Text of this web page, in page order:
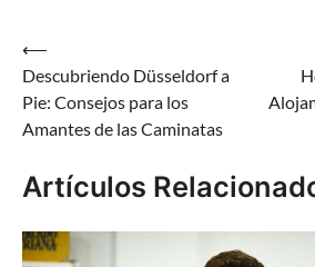
Navegación
de
entradas
⟵
Descubriendo Düsseldorf a
Pie: Consejos para los
Amantes de las Caminatas
Artículos